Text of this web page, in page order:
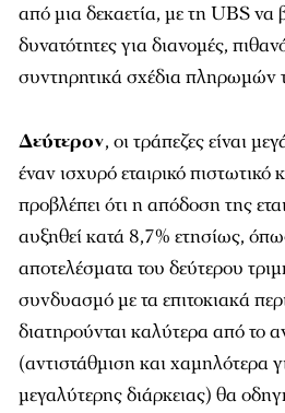
από μια δεκαετία, με τη UBS να
δυνατότητες για διανομές,
συντηρητικά σχέδια πληρωμών
Δεύτερον, οι τράπεζες είναι
έναν ισχυρό εταιρικό
προβλέπει ότι η απόδοση της
αυξηθεί κατά 8,7% ετησίως,
αποτελέσματα του δεύτερου
συνδυασμό με τα επιτοκιακά
διατηρούνται καλύτερα από το
(αντιστάθμιση και χαμηλότερα
μεγαλύτερης διάρκειας) θα